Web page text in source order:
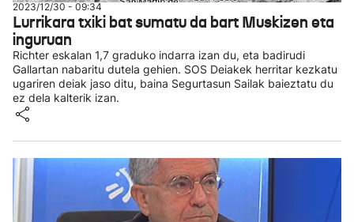
2023/12/30 - 09:34
Lurrikara txiki bat sumatu da bart Muskizen eta
inguruan
Richter eskalan 1,7 graduko indarra izan du, eta badirudi
Gallartan nabaritu dutela gehien. SOS Deiakek herritar kezkatu
ugariren deiak jaso ditu, baina Segurtasun Sailak baieztatu du
ez dela kalterik izan.